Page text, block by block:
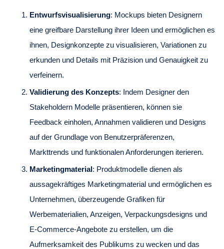
Entwurfsvisualisierung: Mockups bieten Designern
eine greifbare Darstellung ihrer Ideen und ermöglichen es
ihnen, Designkonzepte zu visualisieren, Variationen zu
erkunden und Details mit Präzision und Genauigkeit zu
verfeinern.
Validierung des Konzepts: Indem Designer den
Stakeholdern Modelle präsentieren, können sie
Feedback einholen, Annahmen validieren und Designs
auf der Grundlage von Benutzerpräferenzen,
Markttrends und funktionalen Anforderungen iterieren.
Marketingmaterial: Produktmodelle dienen als
aussagekräftiges Marketingmaterial und ermöglichen es
Unternehmen, überzeugende Grafiken für
Werbematerialien, Anzeigen, Verpackungsdesigns und
E-Commerce-Angebote zu erstellen, um die
Aufmerksamkeit des Publikums zu wecken und das